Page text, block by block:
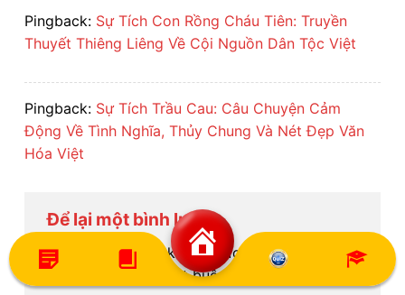
Pingback: Sự Tích Con Rồng Cháu Tiên: Truyền
Thuyết Thiêng Liêng Về Cội Nguồn Dân Tộc Việt
Pingback: Sự Tích Trầu Cau: Câu Chuyện Cảm
Động Về Tình Nghĩa, Thủy Chung Và Nét Đẹp Văn
Hóa Việt
Để lại một bình luận
Email của bạn sẽ không được hiển thị công
khai.
Các trường bắt buộc được đánh dấu